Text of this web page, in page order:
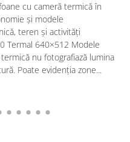
cu cameră termică în
și modele
teren și activități
Termal 640×512 Modele
nu fotografiază lumina
Poate evidenția zone...